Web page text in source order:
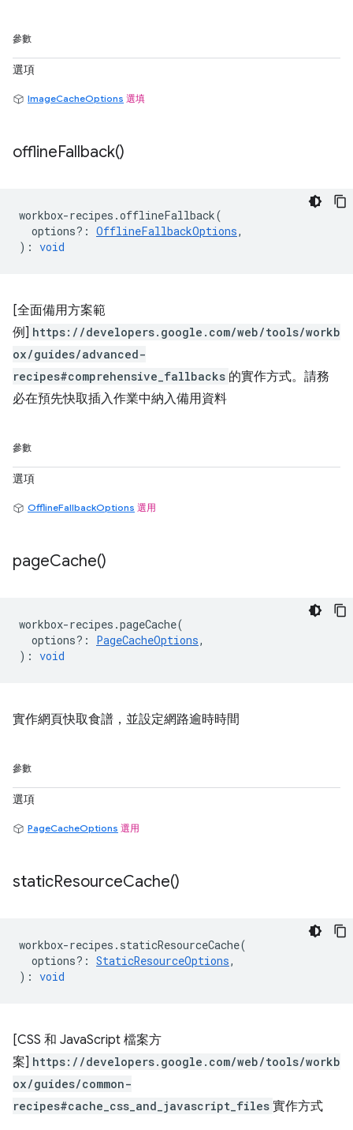
參數
選項
ImageCacheOptions 選填
offlineFallback()
workbox-recipes .offlineFallback(
options? : OfflineFallbackOptions,
) : void
[全面備用方案範
例] https://developers.google.com/web/tools/workb
ox/guides/advanced-
recipes#comprehensive_fallbacks 的實作方式。請務
必在預先快取插入作業中納入備用資料
參數
選項
OfflineFallbackOptions 選用
pageCache()
workbox-recipes .pageCache(
options? : PageCacheOptions,
) : void
實作網頁快取食譜，並設定網路逾時時間
參數
選項
PageCacheOptions 選用
staticResourceCache()
workbox-recipes . staticResourceCache(
options? : StaticResourceOptions,
) : void
[CSS 和 JavaScript 檔案方
案] https://developers.google.com/web/tools/workb
ox/guides/common-
recipes#cache_css_and_javascript_files 實作方式